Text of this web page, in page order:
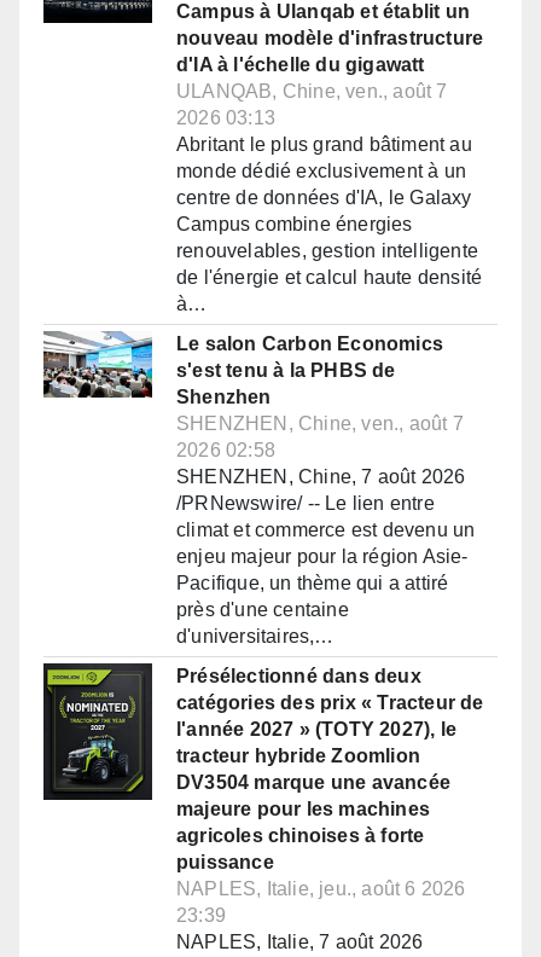
Campus à Ulanqab et établit un
nouveau modèle d'infrastructure
d'IA à l'échelle du gigawatt
ULANQAB, Chine, ven., août 7
2026 03:13
Abritant le plus grand bâtiment au
monde dédié exclusivement à un
centre de données d'IA, le Galaxy
Campus combine énergies
renouvelables, gestion intelligente
de l'énergie et calcul haute densité
à…
Le salon Carbon Economics
s'est tenu à la PHBS de
Shenzhen
SHENZHEN, Chine, ven., août 7
2026 02:58
SHENZHEN, Chine, 7 août 2026
/PRNewswire/ -- Le lien entre
climat et commerce est devenu un
enjeu majeur pour la région Asie-
Pacifique, un thème qui a attiré
près d'une centaine
d'universitaires,…
Présélectionné dans deux
catégories des prix « Tracteur de
l'année 2027 » (TOTY 2027), le
tracteur hybride Zoomlion
DV3504 marque une avancée
majeure pour les machines
agricoles chinoises à forte
puissance
NAPLES, Italie, jeu., août 6 2026
23:39
NAPLES, Italie, 7 août 2026